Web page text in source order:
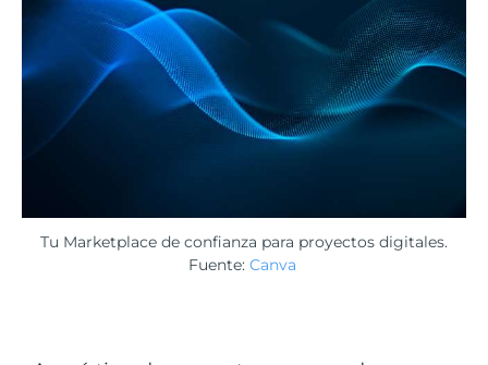
Tu Marketplace de confianza para proyectos digitales.
Fuente: Canva